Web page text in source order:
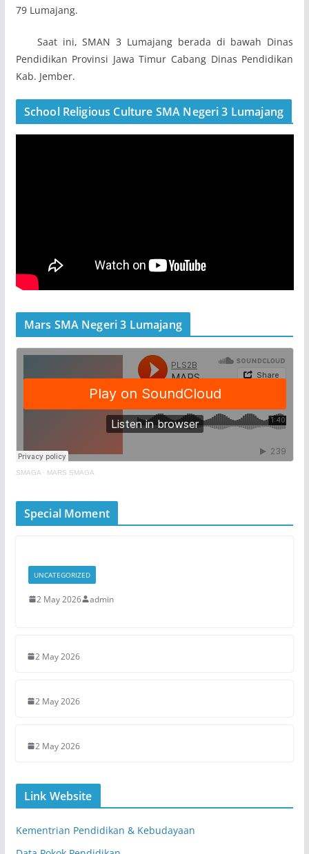
79 Lumajang.
Saat ini, SMAN 3 Lumajang berada di bawah Dinas
Pendidikan Provinsi Jawa Timur Cabang Dinas Pendidikan
Kab. Jember.
School Religious Culture SMA Negeri 3 Lumajang
Mars SMA Negeri 3 Lumajang
SMAGA· MARS SMAGA
Special Moment
UNCATEGORIZED
2 May 2026 admin
2 May 2026
2 May 2026
2 May 2026
Link Website
Kementrian Pendidikan & Kebudayaan